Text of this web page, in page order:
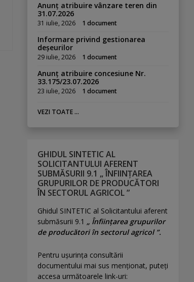
Anunț atribuire vânzare teren din
31.07.2026
31 iulie, 2026 1 document
Informare privind gestionarea
deșeurilor
29 iulie, 2026 1 document
Anunț atribuire concesiune Nr.
33.175/23.07.2026
23 iulie, 2026 1 document
VEZI TOATE ...
GHIDUL SINTETIC AL
SOLICITANTULUI AFERENT
SUBMĂSURII 9.1 „ ÎNFIINȚAREA
GRUPURILOR DE PRODUCĂTORI
ÎN SECTORUL AGRICOL ”
Ghidul SINTETIC al Solicitantului aferent
submăsurii 9.1 „ Înființarea grupurilor
de producători în sectorul agricol ”.
Pentru uşurinţa consultării
documentului mai sus menţionat, puteţi
accesa următoarele link-uri: